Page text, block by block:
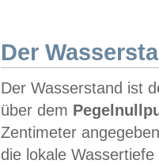
Der
Der Wasserstand ist
über dem
Zentimeter
die lokale